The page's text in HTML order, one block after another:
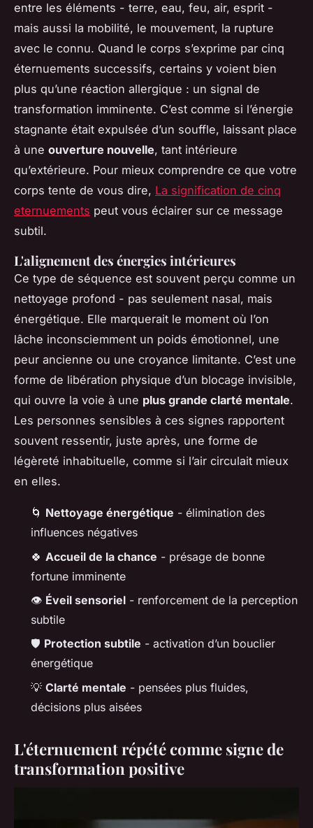
entre les éléments - terre, eau, feu, air, esprit -
mais aussi la mobilité, le mouvement, la rupture
avec le connu. Quand le corps s’exprime par cinq
éternuements successifs, certains y voient bien
plus qu’une réaction allergique : un signal de
transformation imminente. C’est comme si l’énergie
stagnante était expulsée d’un souffle, laissant place
à une ouverture nouvelle, tant intérieure
qu’extérieure. Pour mieux comprendre ce que votre
corps tente de vous dire, La signification de cinq
eternuements peut vous éclairer sur ce message
subtil.
L'alignement des énergies intérieures
Ce type de séquence est souvent perçu comme un
nettoyage profond - pas seulement nasal, mais
énergétique. Elle marquerait le moment où l’on
lâche inconsciemment un poids émotionnel, une
peur ancienne ou une croyance limitante. C’est une
forme de libération physique d’un blocage invisible,
qui ouvre la voie à une plus grande clarté mentale.
Les personnes sensibles à ces signes rapportent
souvent ressentir, juste après, une forme de
légèreté inhabituelle, comme si l’air circulait mieux
en elles.
🌀 Nettoyage énergétique - élimination des
influences négatives
🍀 Accueil de la chance - présage de bonne
fortune imminente
👁️ Éveil sensoriel - renforcement de la perception
subtile
🛡️ Protection subtile - activation d’un bouclier
énergétique
💡 Clarté mentale - pensées plus fluides,
décisions plus aisées
L'éternuement répété comme signe de
transformation positive